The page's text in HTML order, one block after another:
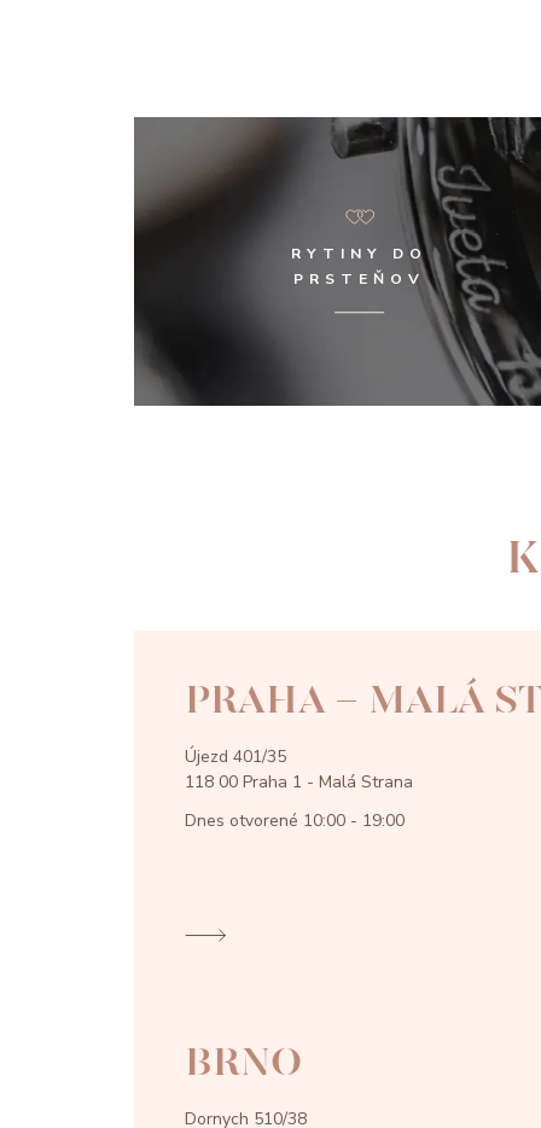
RYTINY DO
PRSTEŇOV
PRAHA - MALÁ
Újezd 401/35
118 00 Praha 1 - Malá Strana
Dnes otvorené 10:00 - 19:00
BRNO
Dornych 510/38